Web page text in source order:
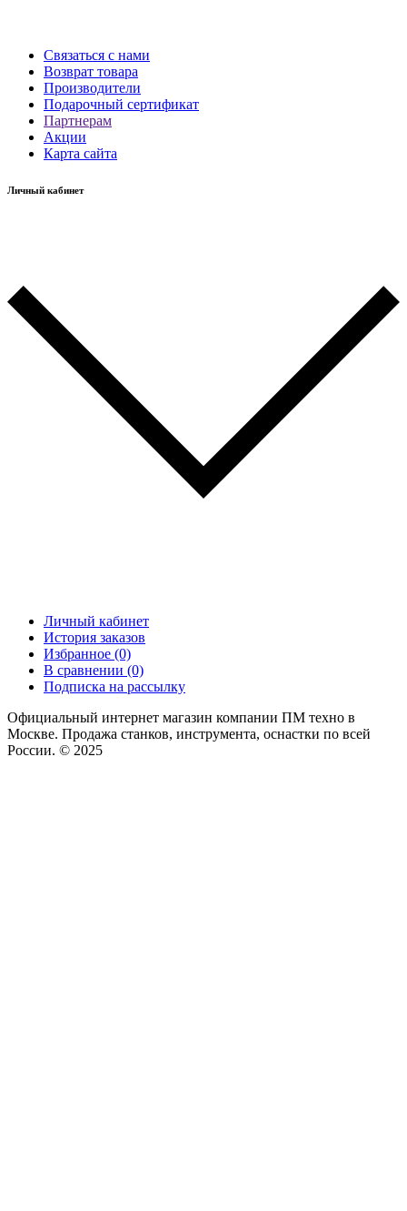
Связаться с нами
Возврат товара
Производители
Подарочный сертификат
Партнерам
Акции
Карта сайта
Личный кабинет
Личный кабинет
История заказов
Избранное (0)
В сравнении (0)
Подписка на рассылку
Официальный интернет магазин компании ПМ техно в
Москве. Продажа станков, инструмента, оснастки по всей
России. © 2025